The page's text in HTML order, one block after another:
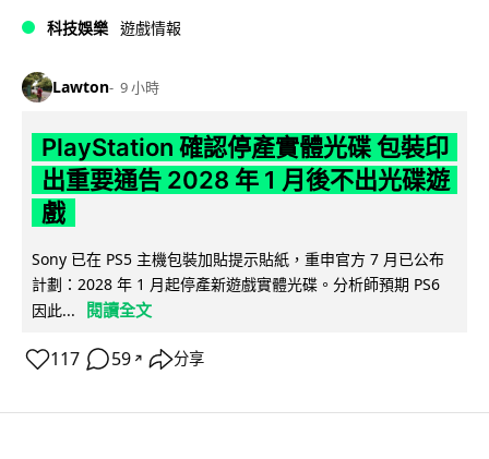
科技娛樂 遊戲情報
Lawton 9 小時
PlayStation 確認停產實體光碟 包裝印
出重要通告 2028 年 1 月後不出光碟遊
戲
Sony 已在 PS5 主機包裝加貼提示貼紙，重申官方 7 月已公布
計劃：2028 年 1 月起停產新遊戲實體光碟。分析師預期 PS6
因此...
閱讀全文
117 59 ↗ 分享